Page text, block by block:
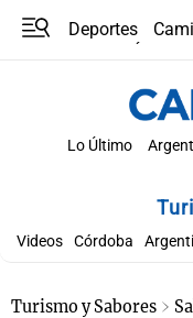
Deportes
Lo Último
Videos Córdoba
Turismo y Sabores